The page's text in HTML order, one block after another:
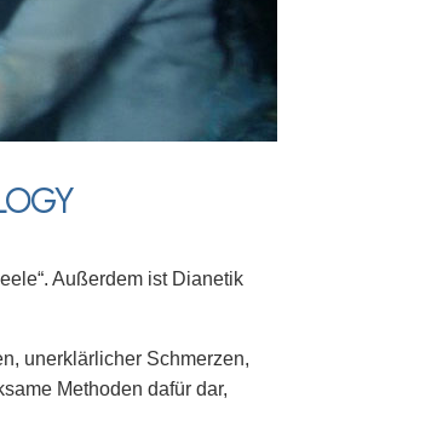
Außerdem ist Dianetik
unerklärlicher Schmerzen,
Methoden dafür dar,